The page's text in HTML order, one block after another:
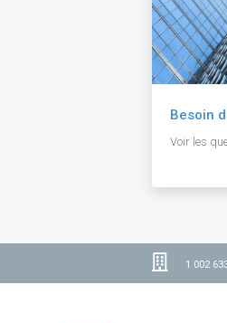
Besoin
Voir les
1 002